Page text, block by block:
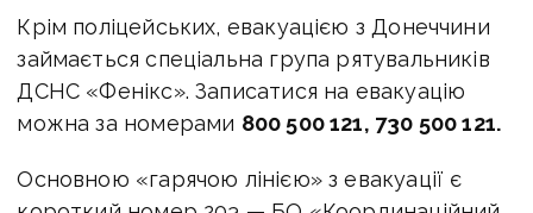
Крім поліцейських, евакуацією з Донеччини
займається спеціальна група рятувальників
ДСНС «Фенікс». Записатися на евакуацію
можна за номерами 800 500 121, 730 500 121.
Основною «гарячою лінією» з евакуації є